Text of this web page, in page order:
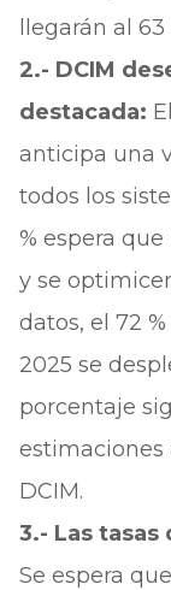
llegarán al 63
2.- DCIM
destacada:
anticipa una
todos los
% espera
y se
datos, el 72
2025 se
porcentaje
estimaciones
DCIM.
3.- Las
Se espera